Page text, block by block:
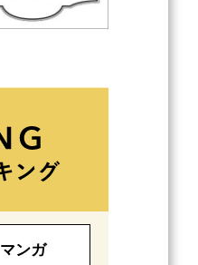
マンガ